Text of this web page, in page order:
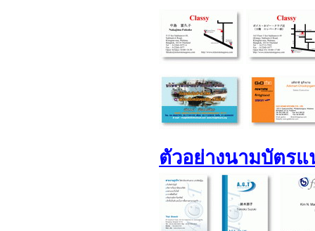
ตัวอย่างนามบัตรแ